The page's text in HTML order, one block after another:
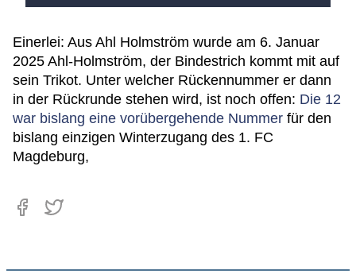
Einerlei: Aus Ahl Holmström wurde am 6. Januar
2025 Ahl-Holmström, der Bindestrich kommt mit auf
sein Trikot. Unter welcher Rückennummer er dann
in der Rückrunde stehen wird, ist noch offen: Die 12
war bislang eine vorübergehende Nummer für den
bislang einzigen Winterzugang des 1. FC
Magdeburg,